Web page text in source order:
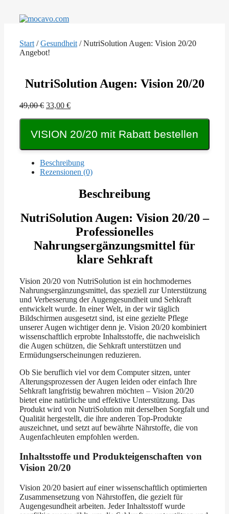
Inhalt
Start /Gesundheit / NutriSolution Augen: Vision 20/20
Angebot!
NutriSolution Augen: Vision 20/20
49,00€ Ursprünglicher
49,00 €
33,00 €Aktueller
33,00 €.
VISION 20/20 mit Rabatt bestellen
Beschreibung
Rezensionen (0)
Beschreibung
NutriSolution Augen: Vision 20/20 –
Professionelles
Nahrungsergänzungsmittel für
klare Sehkraft
Vision 20/20 von NutriSolution ist ein hochmodernes
Nahrungsergänzungsmittel, das speziell zur Unterstützung
und Verbesserung der Augengesundheit und Sehkraft
entwickelt wurde. In einer Welt, in der wir täglich
Bildschirmen ausgesetzt sind, ist eine gezielte Pflege
unserer Augen wichtiger denn je. Vision 20/20 kombiniert
wissenschaftlich erprobte Inhaltsstoffe, die nachweislich
die Augen schützen, die Sehkraft unterstützen und
Ermüdungserscheinungen reduzieren.
Ob Sie beruflich viel vor dem Computer sitzen, unter
Alterungsprozessen der Augen leiden oder einfach Ihre
Sehkraft langfristig bewahren möchten – Vision 20/20
bietet eine natürliche und effektive Unterstützung. Das
Produkt wird von NutriSolution mit derselben Sorgfalt und
Qualität hergestellt, die ihre anderen Top-Produkte
auszeichnet, und setzt auf bewährte Nährstoffe, die von
Augenfachleuten empfohlen werden.
Inhaltsstoffe und Produkteigenschaften von
Vision 20/20
Vision 20/20 basiert auf einer wissenschaftlich optimierten
Zusammensetzung von Nährstoffen, die gezielt für
Augengesundheit arbeiten. Jeder Inhaltsstoff wurde